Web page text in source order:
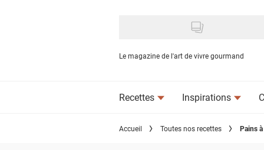
Le magazine de l'art de vivre gourmand
Recettes Inspirations
Accueil Toutes nos recettes Pains